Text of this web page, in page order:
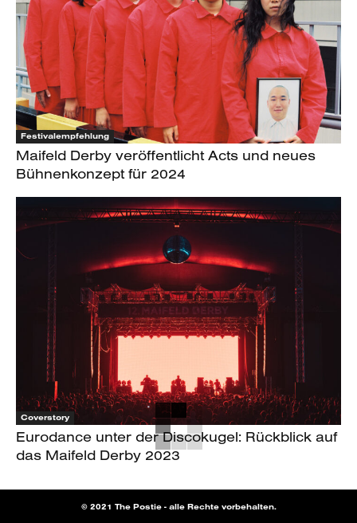
Festivalempfehlung
Maifeld Derby veröffentlicht Acts und neues
Bühnenkonzept für 2024
Coverstory
Eurodance unter der Discokugel: Rückblick auf
das Maifeld Derby 2023
© 2021 The Postie - alle Rechte vorbehalten.